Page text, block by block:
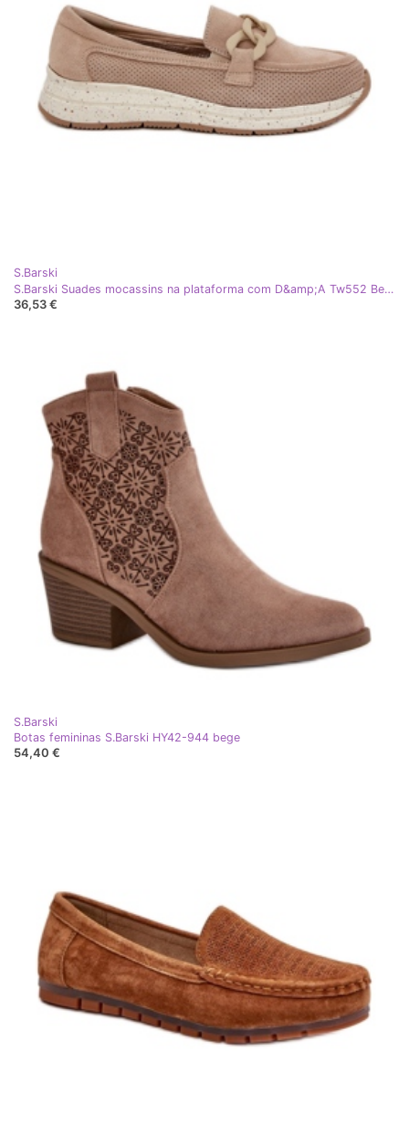
S.Barski
S.Barski Suades mocassins na plataforma com D&amp;A Tw552 Bege Chain
36,53 €
S.Barski
Botas femininas S.Barski HY42-944 bege
54,40 €